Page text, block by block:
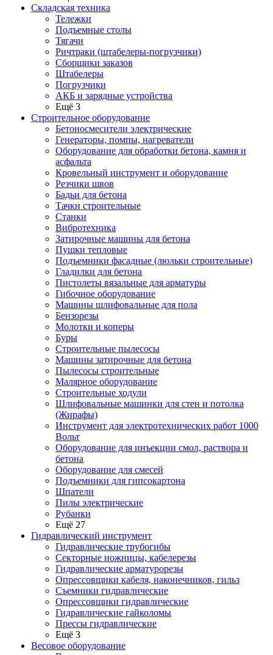
Складская техника
Тележки
Подъемные столы
Тягачи
Ричтраки (штабелеры-погрузчики)
Сборщики заказов
Штабелеры
Погрузчики
АКБ и зарядные устройства
Ещё 3
Строительное оборудование
Бетоносмесители электрические
Генераторы, помпы, нагреватели
Оборудование для обработки бетона, камня и
асфальта
Кровельный инструмент и оборудование
Резчики швов
Бадьи для бетона
Тачки строительные
Станки
Вибротехника
Затирочные машины для бетона
Пушки тепловые
Подъемники фасадные (люльки строительные)
Гладилки для бетона
Пистолеты вязальные для арматуры
Гибочное оборудование
Машины шлифовальные для пола
Бензорезы
Молотки и коперы
Буры
Строительные пылесосы
Машины затирочные для бетона
Пылесосы строительные
Малярное оборудование
Строительные ходули
Шлифовальные машинки для стен и потолка
(Жирафы)
Инструмент для электротехнических работ 1000
Вольт
Оборудование для инъекции смол, раствора и
бетона
Оборудование для смесей
Подъемники для гипсокартона
Шпатели
Пилы электрические
Рубанки
Ещё 27
Гидравлический инструмент
Гидравлические трубогибы
Секторные ножницы, кабелерезы
Гидравлические арматурорезы
Опрессовщики кабеля, наконечников, гильз
Съемники гидравлические
Опрессовщики гидравлические
Гидравлические гайколомы
Прессы гидравлические
Ещё 3
Весовое оборудование